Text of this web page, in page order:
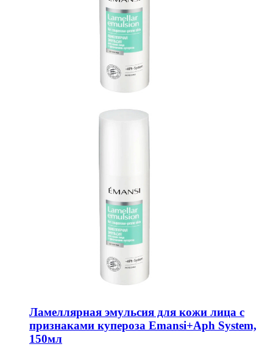
Ламеллярная эмульсия для кожи лица с
признаками купероза Emansi+Aph System,
150мл